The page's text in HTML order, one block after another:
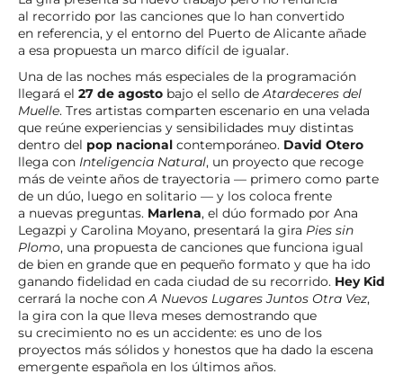
al recorrido por las canciones que lo han convertido
en referencia, y el entorno del Puerto de Alicante añade
a esa propuesta un marco difícil de igualar.
Una de las noches más especiales de la programación
llegará el 27 de agosto bajo el sello deAtardeceres del
Muelle. Tres artistas comparten escenario en una velada
que reúne experiencias y sensibilidades muy distintas
dentro del pop nacional contemporáneo. David Otero
llega con Inteligencia Natural, un proyecto que recoge
más de veinte años de trayectoria — primero como parte
de un dúo, luego en solitario — y los coloca frente
a nuevas preguntas. Marlena, el dúo formado por Ana
Legazpi y Carolina Moyano, presentará la gira Pies sin
Plomo, una propuesta de canciones que funciona igual
de bien en grande que en pequeño formato y que ha ido
ganando fidelidad en cada ciudad de su recorrido. Hey Kid
cerrará la noche conA Nuevos Lugares Juntos Otra Vez,
la gira con la que lleva meses demostrando que
su crecimiento no es un accidente: es uno de los
proyectos más sólidos y honestos que ha dado la escena
emergente española en los últimos años.